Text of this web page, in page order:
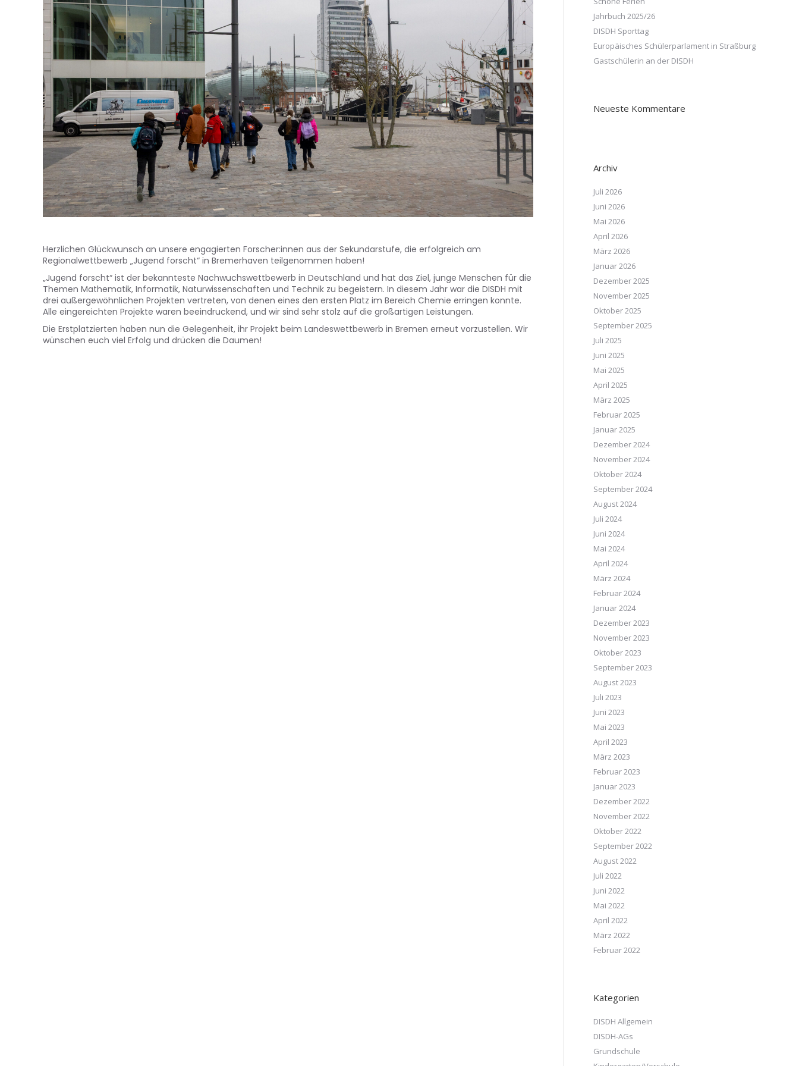
Herzlichen Glückwunsch an unsere engagierten Forscher:innen aus der Sekundarstufe, die erfolgreich am
Regionalwettbewerb „Jugend forscht“ in Bremerhaven teilgenommen haben!
„Jugend forscht“ ist der bekannteste Nachwuchswettbewerb in Deutschland und hat das Ziel, junge Menschen für die
Themen Mathematik, Informatik, Naturwissenschaften und Technik zu begeistern. In diesem Jahr war die DISDH mit
drei außergewöhnlichen Projekten vertreten, von denen eines den ersten Platz im Bereich Chemie erringen konnte.
Alle eingereichten Projekte waren beeindruckend, und wir sind sehr stolz auf die großartigen Leistungen.
Die Erstplatzierten haben nun die Gelegenheit, ihr Projekt beim Landeswettbewerb in Bremen erneut vorzustellen. Wir
wünschen euch viel Erfolg und drücken die Daumen!
Jahrbuch 2025/26
DISDH Sporttag
Europäisches Schülerparlament in Straßburg
Gastschülerin an der DISDH
Neueste Kommentare
Archiv
Juli 2026
Juni 2026
Mai 2026
April 2026
März 2026
Januar 2026
Dezember 2025
November 2025
Oktober 2025
September 2025
Juli 2025
Juni 2025
Mai 2025
April 2025
März 2025
Februar 2025
Januar 2025
Dezember 2024
November 2024
Oktober 2024
September 2024
August 2024
Juli 2024
Juni 2024
Mai 2024
April 2024
März 2024
Februar 2024
Januar 2024
Dezember 2023
November 2023
Oktober 2023
September 2023
August 2023
Juli 2023
Juni 2023
Mai 2023
April 2023
März 2023
Februar 2023
Januar 2023
Dezember 2022
November 2022
Oktober 2022
September 2022
August 2022
Juli 2022
Juni 2022
Mai 2022
April 2022
März 2022
Februar 2022
Kategorien
DISDH Allgemein
DISDH-AGs
Grundschule